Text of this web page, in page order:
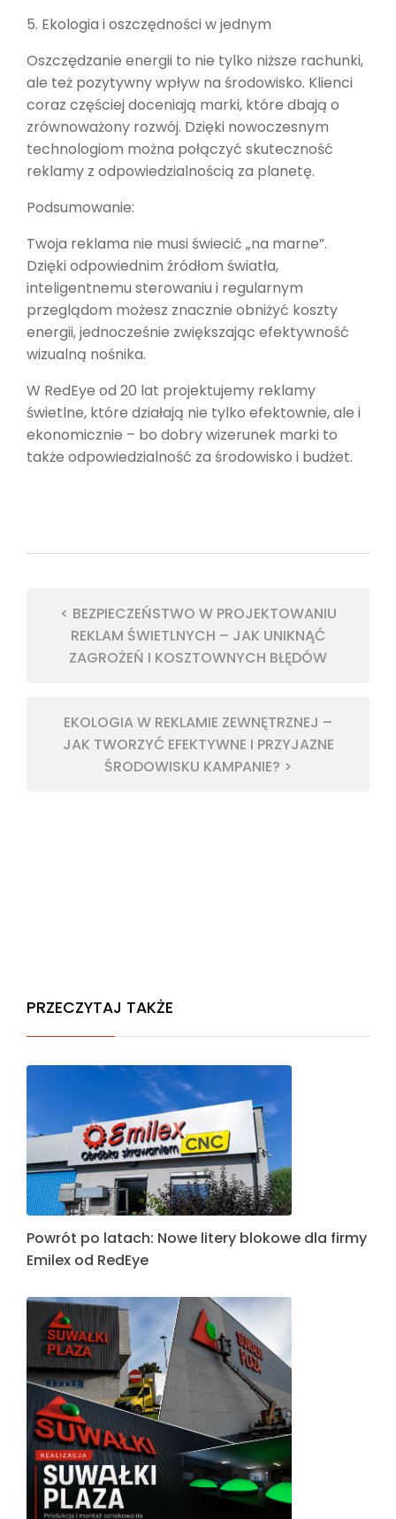
5. Ekologia i oszczędności w jednym
Oszczędzanie energii to nie tylko niższe rachunki,
ale też pozytywny wpływ na środowisko. Klienci
coraz częściej doceniają marki, które dbają o
zrównoważony rozwój. Dzięki nowoczesnym
technologiom można połączyć skuteczność
reklamy z odpowiedzialnością za planetę.
Podsumowanie:
Twoja reklama nie musi świecić „na marne”.
Dzięki odpowiednim źródłom światła,
inteligentnemu sterowaniu i regularnym
przeglądom możesz znacznie obniżyć koszty
energii, jednocześnie zwiększając efektywność
wizualną nośnika.
W RedEye od 20 lat projektujemy reklamy
świetlne, które działają nie tylko efektownie, ale i
ekonomicznie – bo dobry wizerunek marki to
także odpowiedzialność za środowisko i budżet.
< BEZPIECZEŃSTWO W PROJEKTOWANIU
REKLAM ŚWIETLNYCH – JAK UNIKNĄĆ
ZAGROŻEŃ I KOSZTOWNYCH BŁĘDÓW
EKOLOGIA W REKLAMIE ZEWNĘTRZNEJ –
JAK TWORZYĆ EFEKTYWNE I PRZYJAZNE
ŚRODOWISKU KAMPANIE? >
PRZECZYTAJ TAKŻE
Powrót po latach: Nowe litery blokowe dla firmy
Emilex od RedEye